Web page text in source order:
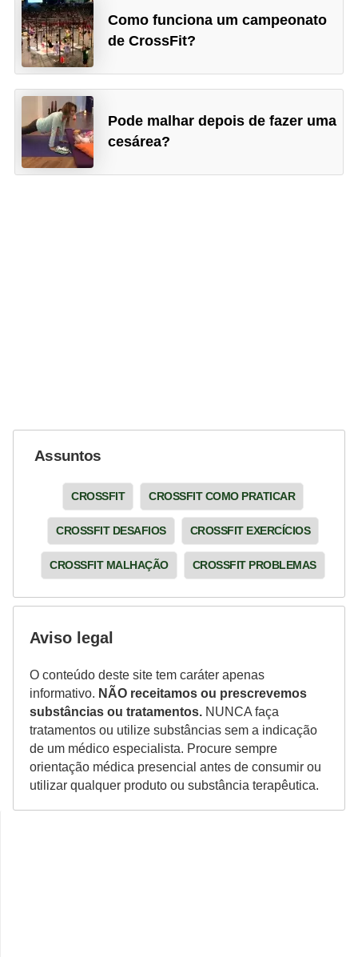
Como funciona um campeonato
de CrossFit?
Pode malhar depois de fazer uma
cesárea?
Assuntos
CROSSFIT CROSSFIT COMO PRATICAR
CROSSFIT DESAFIOS CROSSFIT EXERCÍCIOS
CROSSFIT MALHAÇÃO CROSSFIT PROBLEMAS
Aviso legal
O conteúdo deste site tem caráter apenas
informativo. NÃO receitamos ou prescrevemos
substâncias ou tratamentos. NUNCA faça
tratamentos ou utilize substâncias sem a indicação
de um médico especialista. Procure sempre
orientação médica presencial antes de consumir ou
utilizar qualquer produto ou substância terapêutica.